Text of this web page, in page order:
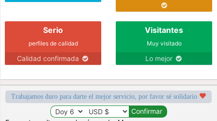
Serio
perfiles de calidad
Calidad confirmada
Visitantes
Muy visitado
Lo mejor
Trabajamos duro para darte el mejor servicio, por favor sé solidario